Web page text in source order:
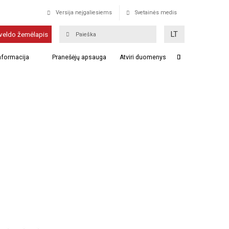
Versija neįgaliesiems Svetainės medis
žemėlapis LT
Pranešėjų apsauga Atviri duomenys